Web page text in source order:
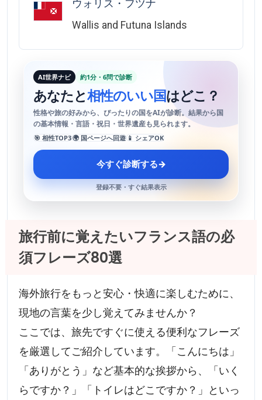
ウォリス・フツナ
Wallis and Futuna Islands
AI世界ナビ 約1分・6問で診断
あなたと相性のいい国はどこ？
性格や旅の好みから、ぴったりの国をAIが診断。結果から国
の基本情報・言語・祝日・世界遺産も見られます。
🎯 相性TOP3🌍 国ページへ回遊 📱 シェアOK
今すぐ診断する→
登録不要・すぐ結果表示
旅行前に覚えたいフランス語の必
須フレーズ80選
海外旅行をもっと安心・快適に楽しむために、
現地の言葉を少し覚えてみませんか？
ここでは、旅先ですぐに使える便利なフレーズ
を厳選してご紹介しています。「こんにちは」
「ありがとう」など基本的な挨拶から、「いく
らですか？」「トイレはどこですか？」といっ